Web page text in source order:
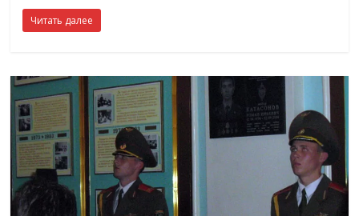
Читать далее